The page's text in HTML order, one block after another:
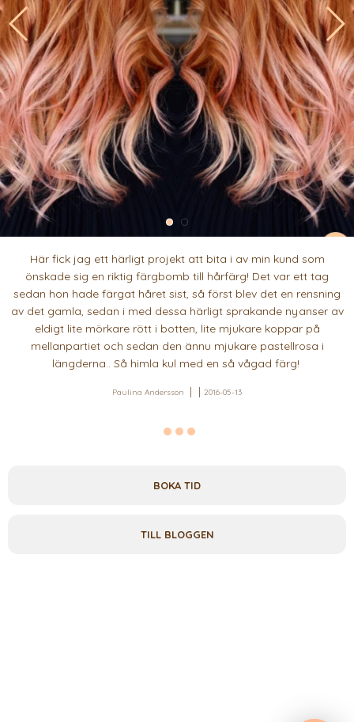
Här fick jag ett härligt projekt att bita i av min kund som
önskade sig en riktig färgbomb till hårfärg! Det var ett tag
sedan hon hade färgat håret sist, så först blev det en rensning
av det gamla, sedan i med dessa härligt sprakande nyanser av
eldigt lite mörkare rött i botten, lite mjukare koppar på
mellanpartiet och sedan den ännu mjukare pastellrosa i
längderna.. Så himla kul med en så vågad färg!
Paulina Andersson 2016-05-13
BOKA TID
TILL BLOGGEN